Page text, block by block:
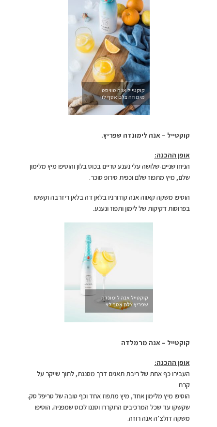
קוקטייל אנה טוויסט
מימוזה צלם אסף לוי
קוקטייל – אנה לימונדה שפריץ.
אופן ההכנה:
הניחו שניים-שלושה עלי נענע טריים בכוס בלון והוסיפו מיץ מלימון
שלם, מיץ מתפוז שלם וכפית סירופ סוכר.
הוסיפו משקה קאווה אנה קודורניו בלאן דה בלאן ריזרבה וקשטו
בפרוסות דקיקות של לימון ותפוז ונענע.
קוקטייל אנה לימונדה
שפריץ צלם אסף לוי
קוקטייל – אנה מרמלדה
אופן ההכנה:
העבירו כף אחת של ריבת תאנים דרך מסננת, לתוך שייקר על
קרח
הוסיפו מיץ מלימון אחד, מיץ מתפוז אחד וכף טובה של טריפל סק.
שקשקו עד שכל המרכיבים התקררו וסננו לכוס שמפניה. הוסיפו
משקה דולצ’ה אנה רוזה.